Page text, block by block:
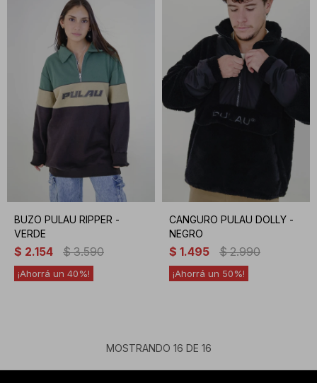
BUZO PULAU RIPPER -
VERDE
$ 2.154 $ 3.590
40
CANGURO PULAU DOLLY -
NEGRO
$ 1.495 $ 2.990
50
MOSTRANDO 16 DE 16